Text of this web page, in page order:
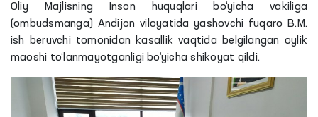
Oliy Majlisning Inson huquqlari bo‘yicha vakiliga
(ombudsmanga) Andijon viloyatida yashovchi fuqaro B.M.
ish beruvchi tomonidan kasallik vaqtida belgilangan oylik
maoshi to‘lanmayotganligi bo‘yicha shikoyat qildi.